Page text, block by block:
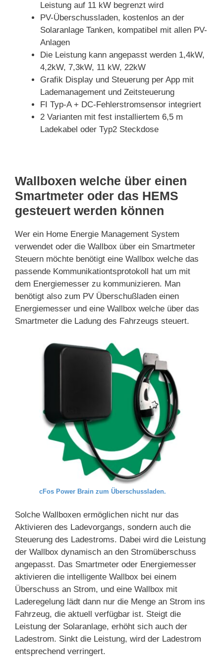
Leistung auf 11 kW begrenzt wird
PV-Überschussladen, kostenlos an der
Solaranlage Tanken, kompatibel mit allen PV-
Anlagen
Die Leistung kann angepasst werden 1,4kW,
4,2kW, 7,3kW, 11 kW, 22kW
Grafik Display und Steuerung per App mit
Lademanagement und Zeitsteuerung
FI Typ-A + DC-Fehlerstromsensor integriert
2 Varianten mit fest installiertem 6,5 m
Ladekabel oder Typ2 Steckdose
Wallboxen welche über einen
Smartmeter oder das HEMS
gesteuert werden können
Wer ein Home Energie Management System
verwendet oder die Wallbox über ein Smartmeter
Steuern möchte benötigt eine Wallbox welche das
passende Kommunikationtsprotokoll hat um mit
dem Energiemesser zu kommunizieren. Man
benötigt also zum PV Überschußladen einen
Energiemesser und eine Wallbox welche über das
Smartmeter die Ladung des Fahrzeugs steuert.
cFos Power Brain zum Überschussladen.
Solche Wallboxen ermöglichen nicht nur das
Aktivieren des Ladevorgangs, sondern auch die
Steuerung des Ladestroms. Dabei wird die Leistung
der Wallbox dynamisch an den Stromüberschuss
angepasst. Das Smartmeter oder Energiemesser
aktivieren die intelligente Wallbox bei einem
Überschuss an Strom, und eine Wallbox mit
Laderegelung lädt dann nur die Menge an Strom ins
Fahrzeug, die aktuell verfügbar ist. Steigt die
Leistung der Solaranlage, erhöht sich auch der
Ladestrom. Sinkt die Leistung, wird der Ladestrom
entsprechend verringert.